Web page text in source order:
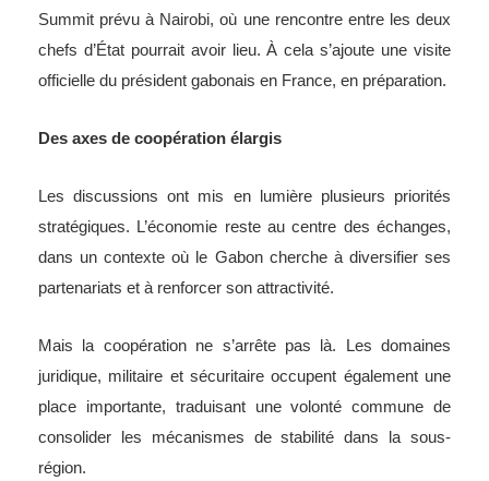
Summit prévu à Nairobi, où une rencontre entre les deux
chefs d’État pourrait avoir lieu. À cela s’ajoute une visite
officielle du président gabonais en France, en préparation.
Des axes de coopération élargis
Les discussions ont mis en lumière plusieurs priorités
stratégiques. L’économie reste au centre des échanges,
dans un contexte où le Gabon cherche à diversifier ses
partenariats et à renforcer son attractivité.
Mais la coopération ne s’arrête pas là. Les domaines
juridique, militaire et sécuritaire occupent également une
place importante, traduisant une volonté commune de
consolider les mécanismes de stabilité dans la sous-
région.